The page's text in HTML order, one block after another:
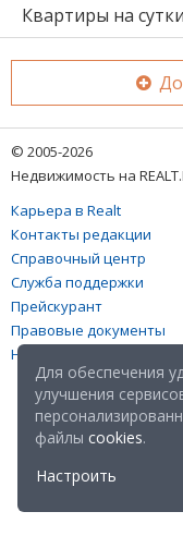
Квартиры на сутки
© 2005-2026
Недвижимость на
Карьера в Realt
Контакты редакции
Справочный центр
Служба поддержки
Прейскурант
Правовые документы
Настройка файлов
Для обеспечения
улучшения
файлы cookies.
Настроить